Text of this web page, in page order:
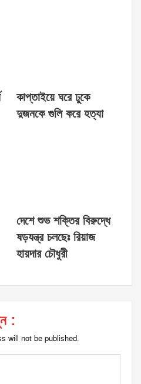
কাপ্তাইয়ে ঘরে ঢুকে
দুজনকে গুলি করে হত্যা
দেশে শুভ শক্তির বিরুদ্ধে
ষড়যন্ত্র চলছেঃ রিয়াজ
হায়দার চৌধুরী
:
will not be published.